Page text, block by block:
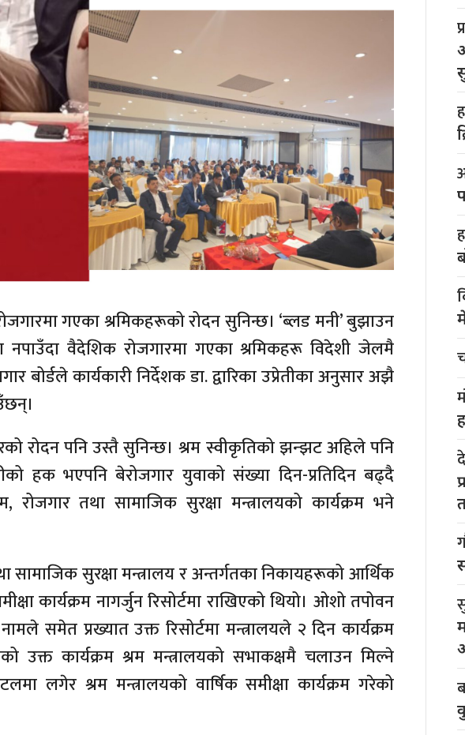
गएका श्रमिकहरूको रोदन सुनिन्छ। ‘ब्लड मनी’ बुझाउन
वैदेशिक रोजगारमा गएका श्रमिकहरू विदेशी जेलमै
बोर्डले कार्यकारी निर्देशक डा. द्वारिका उप्रेतीका अनुसार अझै
रोदन पनि उस्तै सुनिन्छ। श्रम स्वीकृतिको झन्झट अहिले पनि
हक भएपनि बेरोजगार युवाको संख्या दिन-प्रतिदिन बढ्दै
रोजगार तथा सामाजिक सुरक्षा मन्त्रालयको कार्यक्रम भने
सामाजिक सुरक्षा मन्त्रालय र अन्तर्गतका निकायहरूको आर्थिक
कार्यक्रम नागर्जुन रिसोर्टमा राखिएको थियो। ओशो तपोवन
समेत प्रख्यात उक्त रिसोर्टमा मन्त्रालयले २ दिन कार्यक्रम
उक्त कार्यक्रम श्रम मन्त्रालयको सभाकक्षमै चलाउन मिल्ने
लगेर श्रम मन्त्रालयको वार्षिक समीक्षा कार्यक्रम गरेको